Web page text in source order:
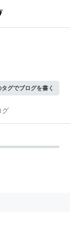
タグでブログを書く
グ